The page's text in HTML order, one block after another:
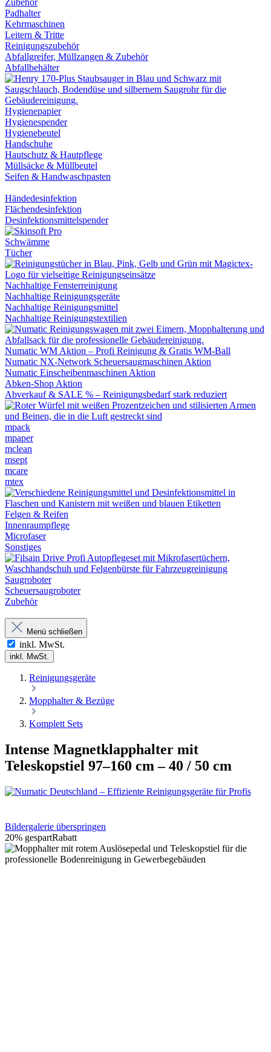
Zubehör
Padhalter
Kehrmaschinen
Leitern & Tritte
Reinigungszubehör
Abfallgreifer, Müllzangen & Zubehör
Abfallbehälter
Hygienepapier
Hygienespender
Hygienebeutel
Handschuhe
Hautschutz & Hautpflege
Müllsäcke & Müllbeutel
Seifen & Handwaschpasten
Händedesinfektion
Flächendesinfektion
Desinfektionsmittelspender
Schwämme
Tücher
Nachhaltige Fensterreinigung
Nachhaltige Reinigungsgeräte
Nachhaltige Reinigungsmittel
Nachhaltige Reinigungstextilien
Numatic WM Aktion – Profi Reinigung & Gratis WM-Ball
Numatic NX-Network Scheuersaugmaschinen Aktion
Numatic Einscheibenmaschinen Aktion
Abken-Shop Aktion
Abverkauf & SALE % – Reinigungsbedarf stark reduziert
mpack
mpaper
mclean
msept
mcare
mtex
Felgen & Reifen
Innenraumpflege
Microfaser
Sonstiges
Saugroboter
Scheuersaugroboter
Zubehör
Menü schließen
inkl. MwSt.
inkl. MwSt.
Reinigungsgeräte
Mopphalter & Bezüge
Komplett Sets
Intense Magnetklapphalter mit
Teleskopstiel 97–160 cm – 40 / 50 cm
Bildergalerie überspringen
20% gespartRabatt